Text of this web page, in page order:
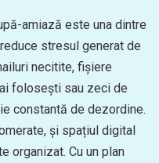
amiază este una dintre
stresul generat de
necitite, fișiere
folosești sau zeci de
constantă de dezordine.
și spațiul digital
organizat. Cu un plan